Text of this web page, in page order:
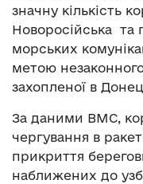
значну кількість
Новоросійська та
морських
метою
захопленої в
За даними ВМС,
чергування в
прикриття
наближених до